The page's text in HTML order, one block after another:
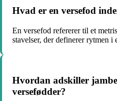
Hvad er en versefod
En versefod refererer til et
stavelser, der definerer rytmen i
Hvordan adskiller
versefødder?